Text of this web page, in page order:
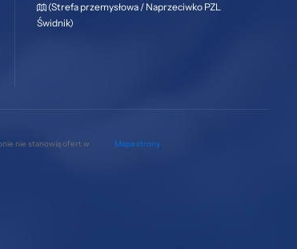
(Strefa przemysłowa / Naprzeciwko PZL
Świdnik)
nie stanowią ofert w
Mapa strony